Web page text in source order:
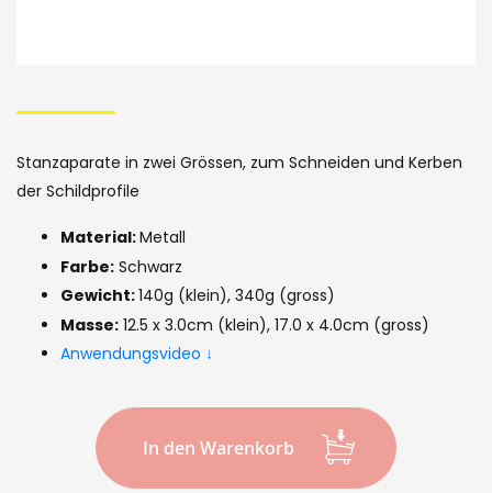
to
the
beginning
of
the
images
gallery
Stanzaparate in zwei Grössen, zum Schneiden und Kerben
der Schildprofile
Material:Metall
Farbe: Schwarz
Gewicht:140g (klein), 340g (gross)
Masse: 12.5 x 3.0cm (klein), 17.0 x 4.0cm (gross)
Anwendungsvideo ↓
In den Warenkorb